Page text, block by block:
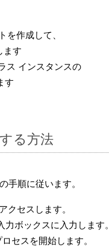
を作成して、
ます
ス インスタンスの
す
る方法
手順に従います。
クセスします。
ボックスに入力します。
セスを開始します。